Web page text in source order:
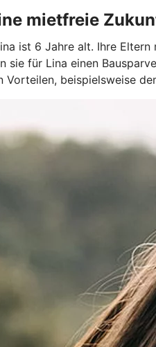
mietfreie
ist 6 Jahre alt. Ihre
sie für Lina einen
Vorteilen, beispielsweise